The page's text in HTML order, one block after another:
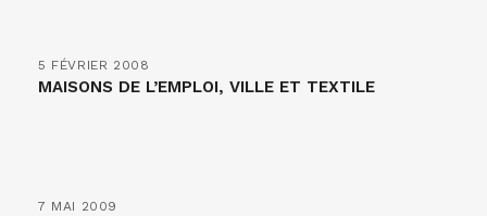
5 FÉVRIER 2008
MAISONS DE L’EMPLOI, VILLE ET TEXTILE
7 MAI 2009